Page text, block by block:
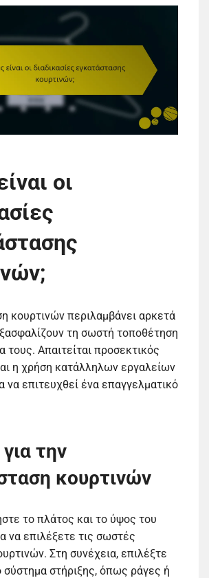
οι
κουρτινών περιλαμβάνει αρκετά
τη σωστή τοποθέτηση
τους. Απαιτείται προσεκτικός
η χρήση κατάλληλων εργαλείων
να επιτευχθεί ένα επαγγελματικό
την
κουρτινών
το πλάτος και το ύψος του
να επιλέξετε τις σωστές
Στη συνέχεια, επιλέξτε
σύστημα στήριξης, όπως ράγες ή